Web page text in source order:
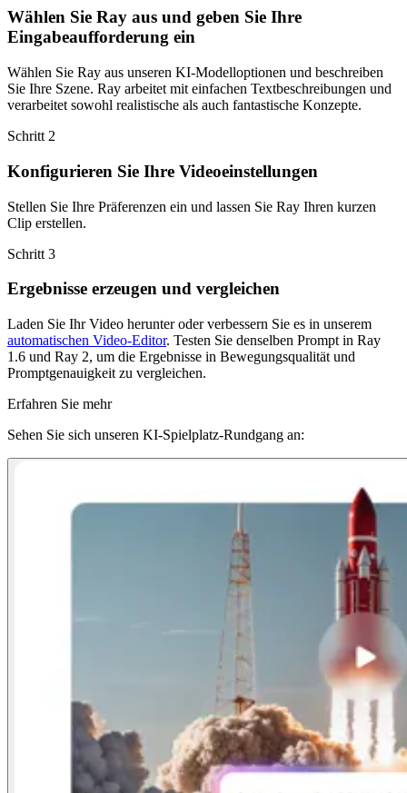
Wählen Sie Ray aus und geben Sie Ihre
Eingabeaufforderung ein
Wählen Sie Ray aus unseren KI-Modelloptionen und beschreiben
Sie Ihre Szene. Ray arbeitet mit einfachen Textbeschreibungen und
verarbeitet sowohl realistische als auch fantastische Konzepte.
Schritt 2
Konfigurieren Sie Ihre Videoeinstellungen
Stellen Sie Ihre Präferenzen ein und lassen Sie Ray Ihren kurzen
Clip erstellen.
Schritt 3
Ergebnisse erzeugen und vergleichen
Laden Sie Ihr Video herunter oder verbessern Sie es in unserem
automatischen Video-Editor. Testen Sie denselben Prompt in Ray
1.6 und Ray 2, um die Ergebnisse in Bewegungsqualität und
Promptgenauigkeit zu vergleichen.
Erfahren Sie mehr
Sehen Sie sich unseren KI-Spielplatz-Rundgang an: